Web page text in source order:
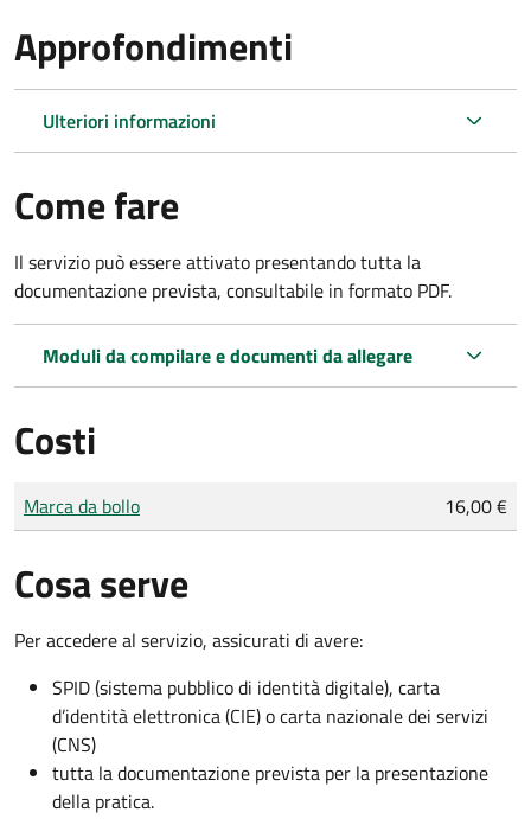
Approfondimenti
Ulteriori informazioni
Come fare
Il servizio può essere attivato presentando tutta la
documentazione prevista, consultabile in formato PDF.
Moduli da compilare e documenti da allegare
Costi
Tipo di pagamento
Importo
Marca da bollo 16,00 €
Cosa serve
Per accedere al servizio, assicurati di avere:
SPID (sistema pubblico di identità digitale), carta
d’identità elettronica (CIE) o carta nazionale dei servizi
(CNS)
tutta la documentazione prevista per la presentazione
della pratica.